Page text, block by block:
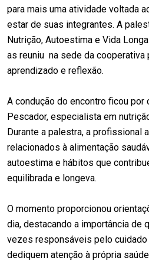
para mais uma atividade voltada
estar de suas integrantes. A
Nutrição, Autoestima e Vida Longa
as reuniu na sede da cooperativa
aprendizado e reflexão.
A condução do encontro ficou
Pescador, especialista em
Durante a palestra, a profissional
relacionados à alimentação
autoestima e hábitos que
equilibrada e longeva.
O momento proporcionou
dia, destacando a importância de
vezes responsáveis pelo
dediquem atenção à própria